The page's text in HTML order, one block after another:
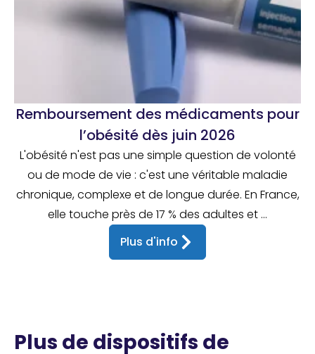
Remboursement des médicaments pour
l’obésité dès juin 2026
L'obésité n'est pas une simple question de volonté
ou de mode de vie : c'est une véritable maladie
chronique, complexe et de longue durée. En France,
elle touche près de 17 % des adultes et ...
Plus d'info
Plus de dispositifs de